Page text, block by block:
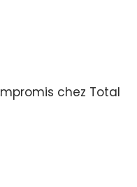
chez Total